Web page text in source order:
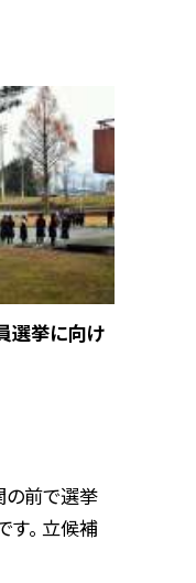
選挙に向け
前で選挙
す。 立候補